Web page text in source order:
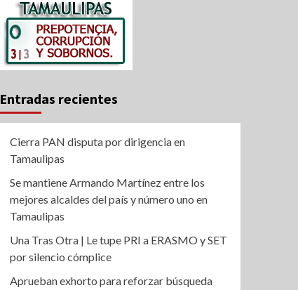
Entradas recientes
Cierra PAN disputa por dirigencia en
Tamaulipas
Se mantiene Armando Martínez entre los
mejores alcaldes del país y número uno en
Tamaulipas
Una Tras Otra | Le tupe PRI a ERASMO y SET
por silencio cómplice
Aprueban exhorto para reforzar búsqueda